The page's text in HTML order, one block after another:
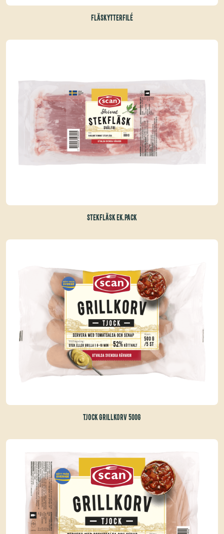
FLÄSKYTTERFILÉ
STEKFLÄSK EK.PACK
TJOCK GRILLKORV 500G